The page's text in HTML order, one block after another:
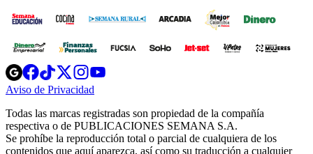
Opens
in
new
Opens
in
new
Opens
in
new
window
Opens
new
windowwindow
Aviso de Privacidad
new
window
Todas las marcas registradas son propiedad de la compañía
respectiva o de PUBLICACIONES SEMANA S.A.
Se prohíbe la reproducción total o parcial de cualquiera de los
contenidos que aquí aparezca, así como su traducción a cualquier